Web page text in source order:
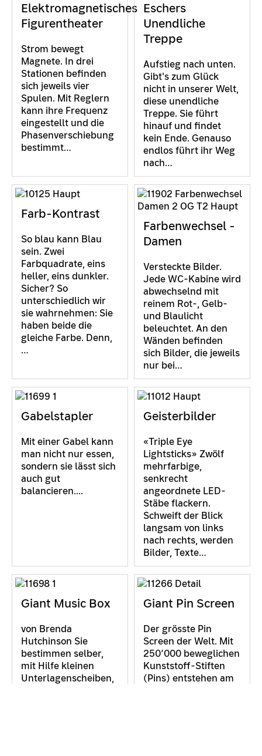
Elektromagnetisches
Figurentheater
Strom bewegt
Magnete. In drei
Stationen befinden
sich jeweils vier
Spulen. Mit Reglern
kann ihre Frequenz
eingestellt und die
Phasenverschiebung
bestimmt…
Eschers
Unendliche
Treppe
Aufstieg nach unten.
Gibt's zum Glück
nicht in unserer Welt,
diese unendliche
Treppe. Sie führt
hinauf und findet
kein Ende. Genauso
endlos führt ihr Weg
nach…
Farb-Kontrast
So blau kann Blau
sein. Zwei
Farbquadrate, eins
heller, eins dunkler.
Sicher? So
unterschiedlich wir
sie wahrnehmen: Sie
haben beide die
gleiche Farbe. Denn,
…
Farbenwechsel -
Damen
Versteckte Bilder.
Jede WC-Kabine wird
abwechselnd mit
reinem Rot-, Gelb-
und Blaulicht
beleuchtet. An den
Wänden befinden
sich Bilder, die jeweils
nur bei…
Gabelstapler
Mit einer Gabel kann
man nicht nur essen,
sondern sie lässt sich
auch gut
balancieren....
Geisterbilder
«Triple Eye
Lightsticks» Zwölf
mehrfarbige,
senkrecht
angeordnete LED-
Stäbe flackern.
Schweift der Blick
langsam von links
nach rechts, werden
Bilder, Texte…
Giant Music Box
von Brenda
Hutchinson Sie
bestimmen selber,
mit Hilfe kleinen
Unterlagenscheiben,
Giant Pin Screen
Der grösste Pin
Screen der Welt. Mit
250’000 beweglichen
Kunststoff-Stiften
(Pins) entstehen am